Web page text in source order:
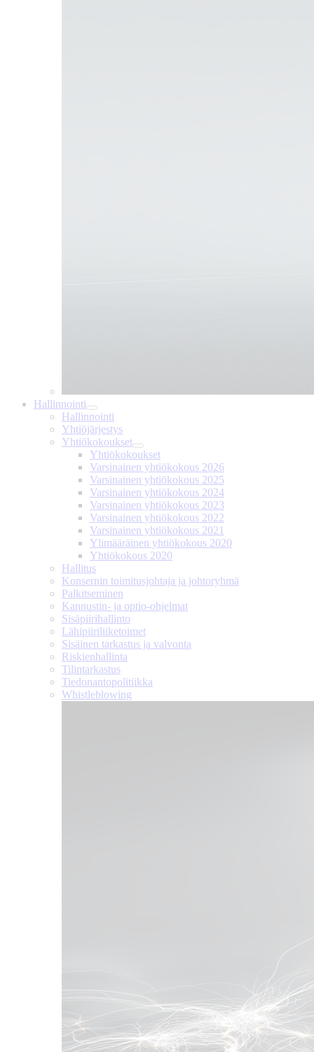
Hallinnointi
Hallinnointi
Yhtiöjärjestys
Yhtiökokoukset
Yhtiökokoukset
Varsinainen yhtiökokous 2026
Varsinainen yhtiökokous 2025
Varsinainen yhtiökokous 2024
Varsinainen yhtiökokous 2023
Varsinainen yhtiökokous 2022
Varsinainen yhtiökokous 2021
Ylimääräinen yhtiökokous 2020
Yhtiökokous 2020
Hallitus
Konsernin toimitusjohtaja ja johtoryhmä
Palkitseminen
Kannustin- ja optio-ohjelmat
Sisäpiirihallinto
Lähipiiri­liiketoimet
Sisäinen tarkastus ja valvonta
Riskienhallinta
Tilintarkastus
Tiedonanto­politiikka
Whistleblowing